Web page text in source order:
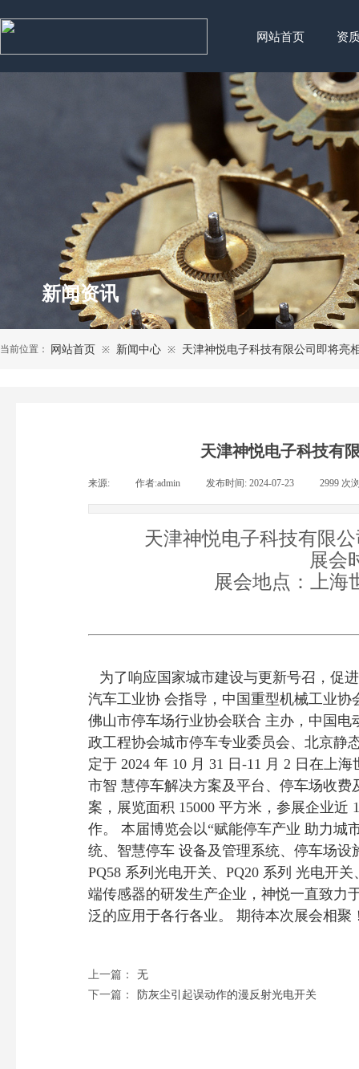
网站首页 资
新闻资讯
当前位置： 网站首页 ※ 新闻中心 ※ 天津神悦电子科技有限公司即将亮
天津神悦电子科技有
来源: 作者:admin 发布时间: 2024-07-23 2999 次
天津神悦电子科技有限
展会
展会地点：上海
为了响应国家城市建设与更新号召，促
汽车工业协 会指导，中国重型机械工业
佛山市停车场行业协会联合 主办，中国
政工程协会城市停车专业委员会、北京静
定于 2024 年 10 月 31 日-11 月 2 日在上
市智 慧停车解决方案及平台、停车场收
案，展览面积 15000 平方米，参展企业
作。 本届博览会以“赋能停车产业 助力城
统、智慧停车 设备及管理系统、停车场
PQ58 系列光电开关、PQ20 系列 光电开
端传感器的研发生产企业，神悦一直致力
泛的应用于各行各业。 期待本次展会相聚
上一篇：
无
下一篇：
防灰尘引起误动作的漫反射光电开关